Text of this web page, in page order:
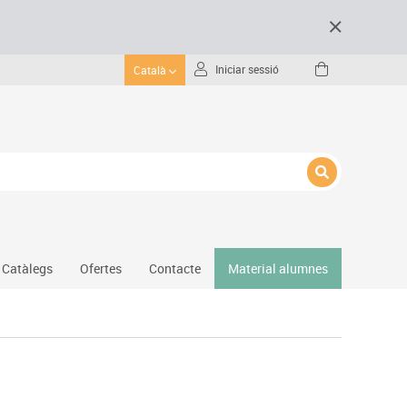
Català Iniciar sessió
Catàlegs Ofertes Contacte Material alumnes